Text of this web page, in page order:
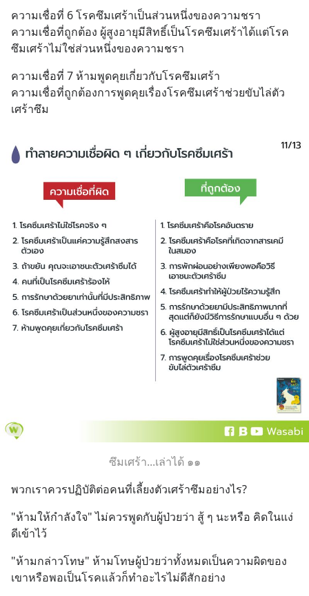
ความเชื่อที่ 6 โรคซึมเศร้าเป็นส่วนหนึ่งของความชรา
ความเชื่อที่ถูกต้อง ผู้สูงอายุมีสิทธิ์เป็นโรคซึมเศร้าได้แต่โรค
ซึมเศร้าไม่ใช่ส่วนหนึ่งของความชรา
ความเชื่อที่ 7 ห้ามพูดคุยเกี่ยวกับโรคซึมเศร้า
ความเชื่อที่ถูกต้องการพูดคุยเรื่องโรคซึมเศร้าช่วยขับไล่ตัว
เศร้าซึม
ซึมเศร้า...เล่าได้ ๑๑
พวกเราควรปฏิบัติต่อคนที่เลี้ยงตัวเศร้าซึมอย่างไร?
"ห้ามให้กำลังใจ" ไม่ควรพูดกับผู้ป่วยว่า สู้ ๆ นะหรือ คิดในแง่
ดีเข้าไว้
"ห้ามกล่าวโทษ" ห้ามโทษผู้ป่วยว่าทั้งหมดเป็นความผิดของ
เขาหรือพอเป็นโรคแล้วก็ทำอะไรไม่ดีสักอย่าง